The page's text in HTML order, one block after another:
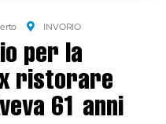
INVORIO
per la
ristorare
61 anni